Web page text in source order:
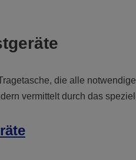
die alle
vermittelt durch das